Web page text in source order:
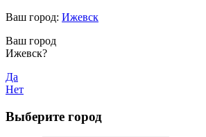
Ваш город: Ижевск
Ваш город
Ижевск?
Да
Нет
Выберите город